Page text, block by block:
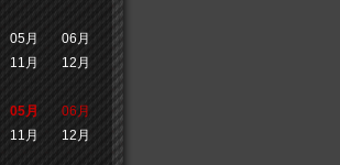
05月
06月
11月
12月
05月
06月
11月
12月